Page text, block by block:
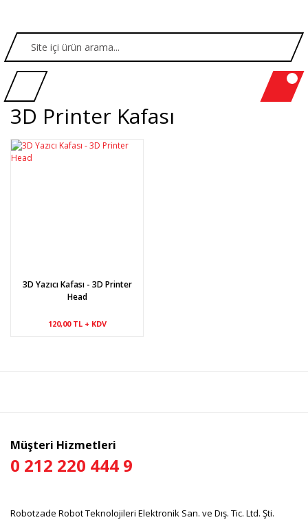
3D Printer Kafası
3D Yazıcı Kafası - 3D Printer
Head
120,00 TL + KDV
Müşteri Hizmetleri
0 212 220 444 9
Robotzade Robot Teknolojileri Elektronik San. ve Dış. Tic. Ltd. Şti.